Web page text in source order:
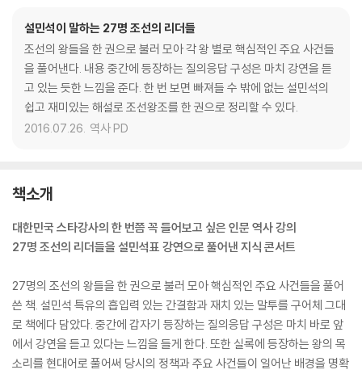
설민석이 말하는 27명 조선의 리더들
조선의 왕들을 한 권으로 불러 모아 각 왕 별로 핵심적인 주요 사건들
을 풀어낸다. 내용 중간에 등장하는 질의응답 구성은 마치 강연을 듣
고 있는 듯한 느낌을 준다. 한 번 보면 빠져들 수 밖에 없는 설민석의
쉽고 재미있는 해설로 조선왕조를 한 권으로 정리할 수 있다.
2016.07.26. 역사 PD
책소개
대한민국 스타강사의 한 번쯤 꼭 들어보고 싶은 인문 역사 강의
27명 조선의 리더들을 설민석표 강연으로 풀어낸 지식 콘서트
27명의 조선의 왕들을 한 권으로 불러 모아 핵심적인 주요 사건들을 풀어
쓴 책. 설민석 특유의 흡입력 있는 간결함과 재치 있는 말투를 구어체 그대
로 책에다 담았다. 중간에 갑자기 등장하는 질의응답 구성은 마치 바로 앞
에서 강연을 듣고 있다는 느낌을 들게 한다. 또한 실록에 등장하는 왕의 목
소리를 현대어로 풀어써 당시의 정책과 주요 사건들이 일어난 배경을 명확